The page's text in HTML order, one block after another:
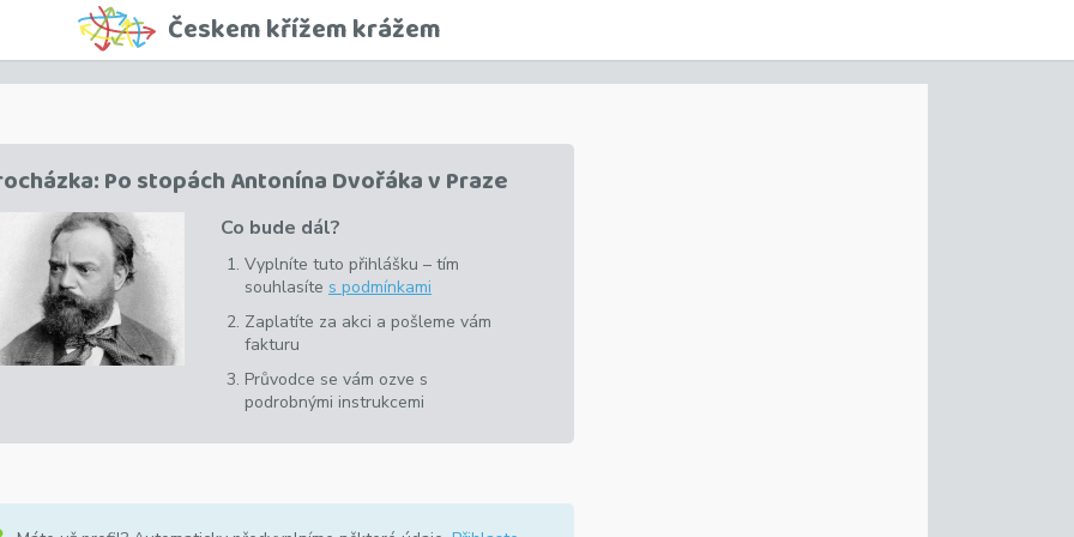
Českem křížem krážem
Po stopách Antonína Dvořáka v Praze
Co bude dál?
Vyplníte tuto přihlášku – tím
souhlasíte s podmínkami
Zaplatíte za akci a pošleme vám
fakturu
Průvodce se vám ozve s
podrobnými instrukcemi